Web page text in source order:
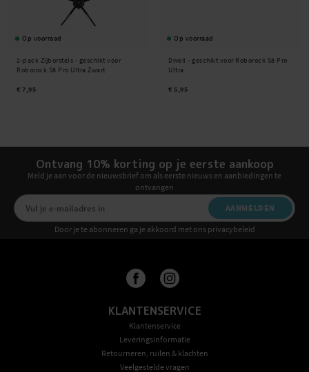
Op voorraad
2-pack Zijborstels - geschikt voor
Roborock S8 Pro Ultra Zwart
€ 7,95
Op voorraad
Dweil - geschikt voor Roborock S8 Pro
Ultra
€ 5,95
Ontvang 10% korting op je eerste aankoop
Meld je aan voor de nieuwsbrief om als eerste nieuws en aanbiedingen te
ontvangen
AANMELDEN
Door je te abonneren ga je akkoord met ons privacybeleid
KLANTENSERVICE
Klantenservice
Leveringsinformatie
Retourneren, ruilen & klachten
Veelgestelde vragen